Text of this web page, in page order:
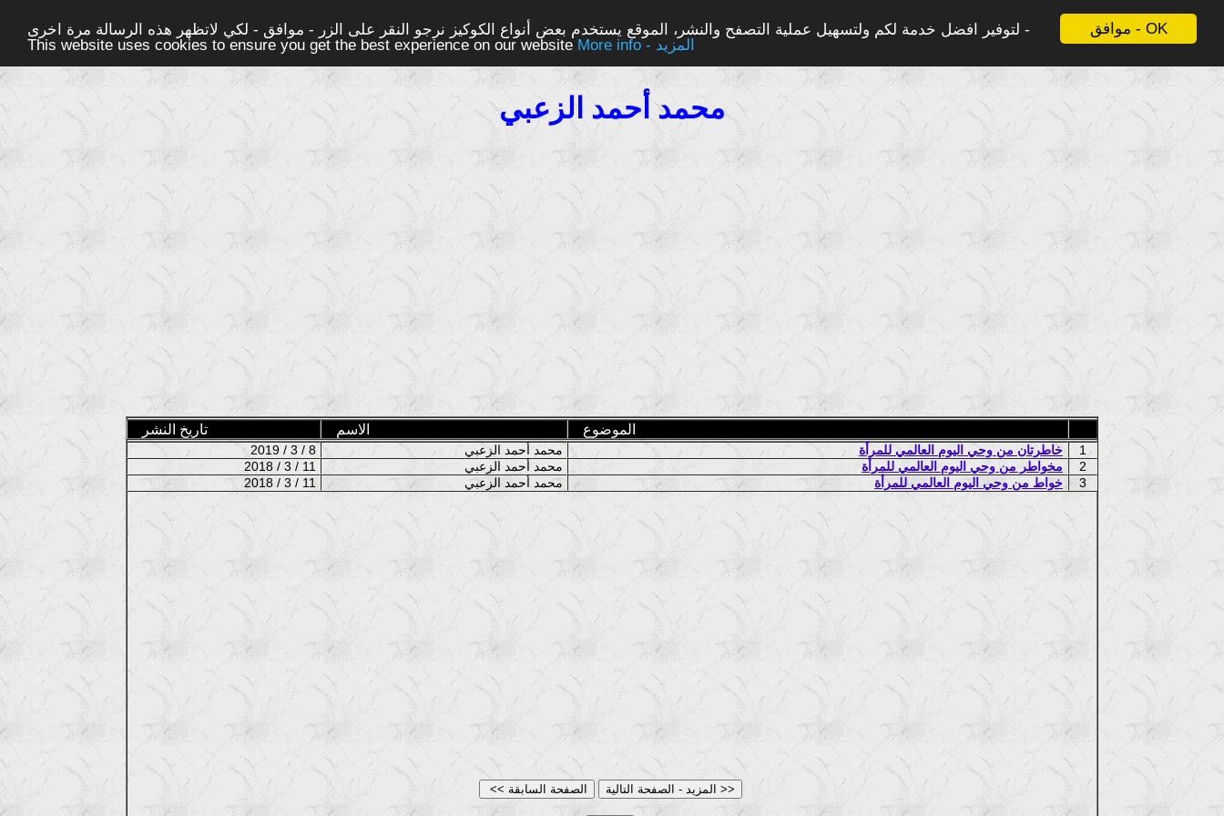
موافق - OK
لتوفير افضل خدمة لكم ولتسهيل عملية التصفح والنشر، الموقع يستخدم بعض أنواع الكوكيز نرجو النقر على الزر - موافق - لكي لاتظهر هذه الرسالة مرة اخرى -
This website uses cookies to ensure you get the best experience on our website
More info - المزيد
محمد أحمد الزعبي
تاريخ النشر الاسم الموضوع
2019 / 3 / 8 خاطرتان من وحي اليوم العالمي للمرأة
1
2018 / 3 / 11
مخواطر من وحي اليوم العالمي للمرأة
2
2018 / 3 / 11
خواط من وحي اليوم العالمي للمرأة 3